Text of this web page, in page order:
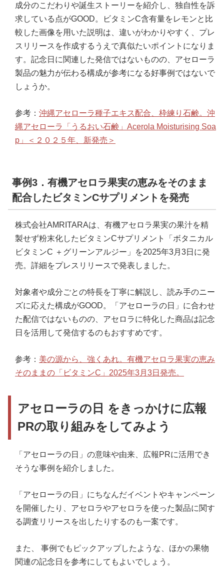
成分のこだわりや誕生ストーリーを紹介し、独自性を訴
求している点がGOOD。ビタミンC含有量をレモンと比
較した画像を用いた説明は、違いがわかりやすく、プレ
スリリースを作成するうえで真似たいポイントになりま
す。記念日に関連した発信ではないものの、アセローラ
製品の魅力が伝わる構成が参考になる好事例ではないで
しょうか。
参考： 沖縄アセローラ種子エキス配合、枠練り石鹸。沖
縄アセローラ「うるおい石鹸」Acerola Moisturising Soa
p」＜２０２５年、新発売＞
事例3．有機アセロラ果実の恵みをそのまま
配合したビタミンCサプリメントを発売
株式会社AMRITARAは、有機アセロラ果実の果汁を精
製せず粉末化したビタミンCサプリメント「ボタニカル
ビタミンC ＋グリーンアルジー」を2025年3月3日に発
売。詳細をプレスリリースで発表しました。
対象者や成分ごとの特長を丁寧に解説し、読み手のニー
ズに応えた構成がGOOD。「アセローラの日」に合わせ
た配信ではないものの、アセロラに特化した商品は記念
日を活用して発信するのもおすすめです。
参考： 美の源から、強くあれ。有機アセロラ果実の恵み
そのままの「ビタミンC」2025年3月3日発売。
アセローラの日 をきっかけに広報
PRの取り組みをしてみよう
「アセローラの日」の意味や由来、広報PRに活用でき
そうな事例を紹介しました。
「アセローラの日」にちなんだイベントやキャンペーン
を開催したり、アセロラやアセロラを使った製品に関す
る調査リリースを出したりするのも一案です。
また、 事例でもピックアップしたような、ほかの果物
関連の記念日を参考にしてもよいでしょう。